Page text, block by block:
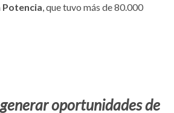
Potencia, que tuvo más de 80.000
oportunidades de